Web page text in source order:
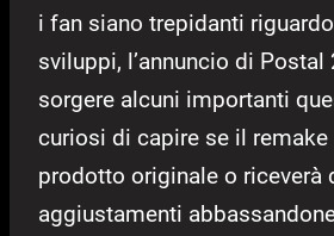
i fan siano trepidanti
sviluppi, l’annuncio di Postal
sorgere alcuni importanti
curiosi di capire se il
prodotto originale o riceverà
aggiustamenti